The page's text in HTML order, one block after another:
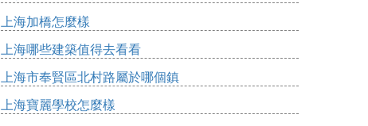
上海加橋怎麼樣
上海哪些建築值得去看看
上海市奉賢區北村路屬於哪個鎮
上海寶麗學校怎麼樣